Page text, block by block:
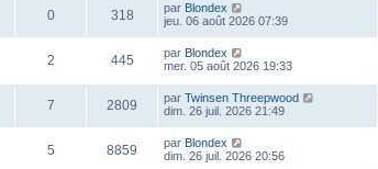
0 318 par Blondex
jeu. 06 août 2026 07:39
2 445 par Blondex
mer. 05 août 2026 19:33
7 2809 par Twinsen Threepwood
dim. 26 juil. 2026 21:49
5 8859 par Blondex
dim. 26 juil. 2026 20:56